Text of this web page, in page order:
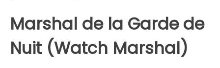
Marshal de la Garde de
Nuit (Watch Marshal)